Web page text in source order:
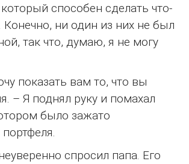
способен сделать что-
Конечно, ни один из них не был
так что, думаю, я не могу
показать вам то, что вы
– Я поднял руку и помахал
было зажато
спросил папа. Его